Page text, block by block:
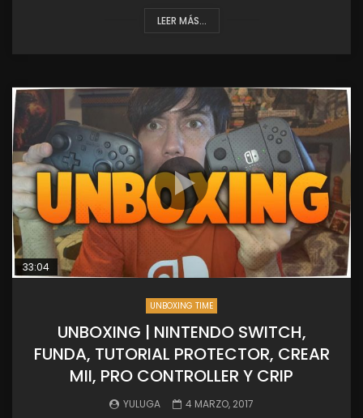
LEER MÁS...
33:04
UNBOXING TIME
UNBOXING | NINTENDO SWITCH,
FUNDA, TUTORIAL PROTECTOR, CREAR
MII, PRO CONTROLLER Y CRIP
YULUGA 4 MARZO, 2017